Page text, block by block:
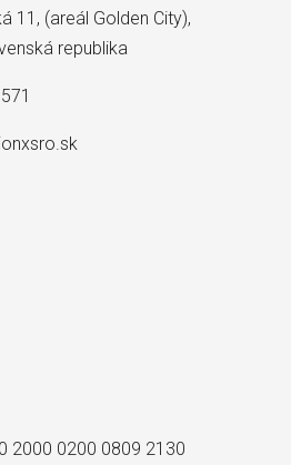
11, (areál Golden City),
republika
2000 0200 0809 2130